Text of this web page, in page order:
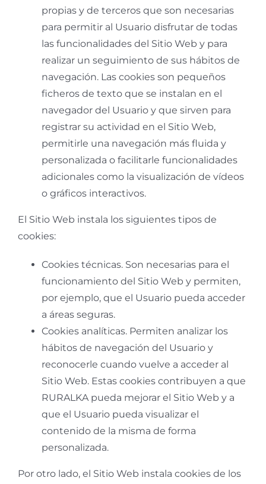
propias y de terceros que son necesarias
para permitir al Usuario disfrutar de todas
las funcionalidades del Sitio Web y para
realizar un seguimiento de sus hábitos de
navegación. Las cookies son pequeños
ficheros de texto que se instalan en el
navegador del Usuario y que sirven para
registrar su actividad en el Sitio Web,
permitirle una navegación más fluida y
personalizada o facilitarle funcionalidades
adicionales como la visualización de vídeos
o gráficos interactivos.
El Sitio Web instala los siguientes tipos de
cookies:
Cookies técnicas. Son necesarias para el
funcionamiento del Sitio Web y permiten,
por ejemplo, que el Usuario pueda acceder
a áreas seguras.
Cookies analíticas. Permiten analizar los
hábitos de navegación del Usuario y
reconocerle cuando vuelve a acceder al
Sitio Web. Estas cookies contribuyen a que
RURALKA pueda mejorar el Sitio Web y a
que el Usuario pueda visualizar el
contenido de la misma de forma
personalizada.
Por otro lado, el Sitio Web instala cookies de los